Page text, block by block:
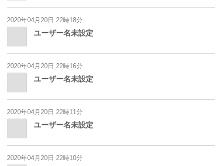
2020年04月20日 22時18分
ユーザー名未設定
2020年04月20日 22時16分
ユーザー名未設定
2020年04月20日 22時11分
ユーザー名未設定
2020年04月20日 22時10分